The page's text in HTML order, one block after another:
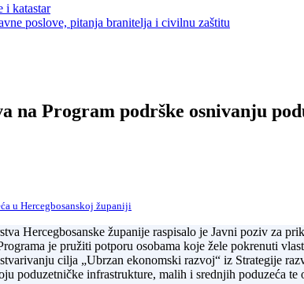
i katastar
poslove, pitanja branitelja i civilnu zaštitu
Program podrške osnivanju
u Hercegbosanskoj županiji
Hercegbosanske županije raspisalo je Javni poziv za
je pružiti potporu osobama koje žele pokrenuti
cilja „Ubrzan ekonomski razvoj“ iz Strategije
poduzetničke infrastrukture, malih i srednjih poduzeća te